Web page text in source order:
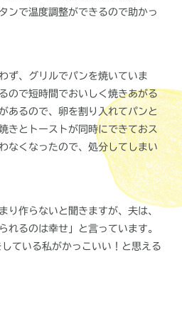
ンで温度調整ができるので助かっ
ず、グリルでパンを焼いていま
ので短時間でおいしく焼きあがる
あるので、卵を割り入れてパンと
きとトーストが同時にできておス
なくなったので、処分してしまい
り作らないと聞きますが、夫は、
れるのは幸せ」と言っています。
ている私がかっこいい！と思える